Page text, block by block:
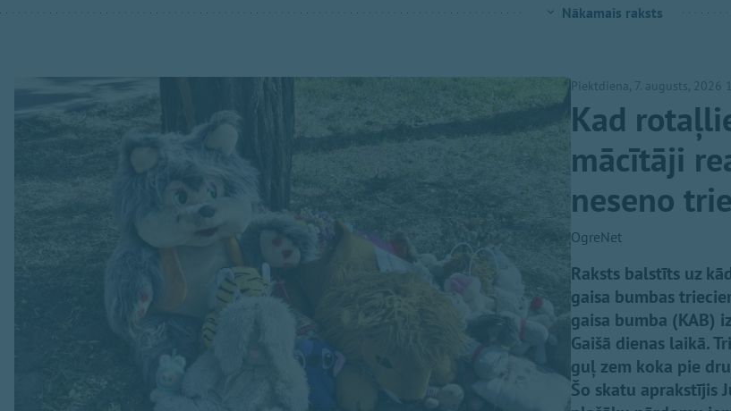
Nākamais raksts
Piektdiena, 7. augusts, 2026
Kad
mācītāji
neseno
OgreNet
Raksts balstīts uz
gaisa bumbas
gaisa bumba (KAB)
Gaišā dienas laikā.
guļ zem koka pie
Šo skatu aprakstījis